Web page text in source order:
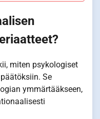
miten psykologiset
Se
ymmärtääkseen,